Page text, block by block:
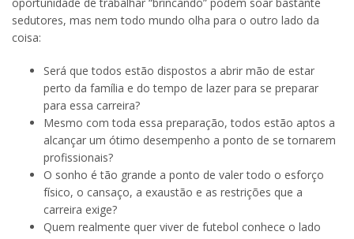
sedutores, mas nem todo mundo olha para o outro lado da
coisa:
Será que todos estão dispostos a abrir mão de estar
perto da família e do tempo de lazer para se preparar
para essa carreira?
Mesmo com toda essa preparação, todos estão aptos a
alcançar um ótimo desempenho a ponto de se tornarem
profissionais?
O sonho é tão grande a ponto de valer todo o esforço
físico, o cansaço, a exaustão e as restrições que a
carreira exige?
Quem realmente quer viver de futebol conhece o lado